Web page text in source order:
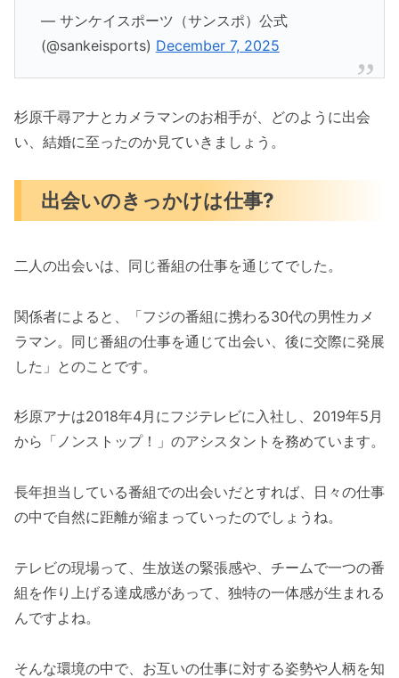
— サンケイスポーツ（サンスポ）公式
(@sankeisports) December 7, 2025
杉原千尋アナとカメラマンのお相手が、どのように出会
い、結婚に至ったのか見ていきましょう。
出会いのきっかけは仕事?
二人の出会いは、同じ番組の仕事を通じてでした。
関係者によると、「フジの番組に携わる30代の男性カメ
ラマン。同じ番組の仕事を通じて出会い、後に交際に発展
した」とのことです。
杉原アナは2018年4月にフジテレビに入社し、2019年5月
から「ノンストップ！」のアシスタントを務めています。
長年担当している番組での出会いだとすれば、日々の仕事
の中で自然に距離が縮まっていったのでしょうね。
テレビの現場って、生放送の緊張感や、チームで一つの番
組を作り上げる達成感があって、独特の一体感が生まれる
んですよね。
そんな環境の中で、お互いの仕事に対する姿勢や人柄を知